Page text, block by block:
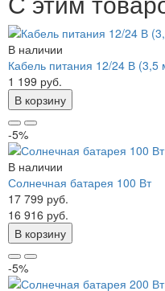
В наличии
Кабель питания 12/24 В (3,5
1 199 руб.
В корзину
-5%
В наличии
Солнечная батарея 100 Вт
17 799 руб.
16 916 руб.
В корзину
-5%